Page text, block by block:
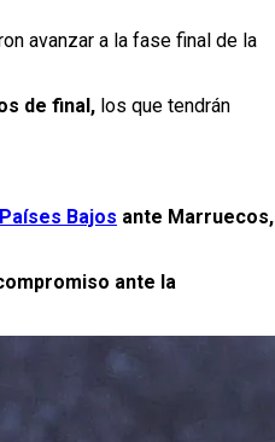
avanzar a la fase final de la
de final, los que tendrán
Países Bajos ante Marruecos,
ante la